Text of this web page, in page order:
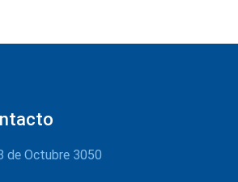
de Octubre 3050